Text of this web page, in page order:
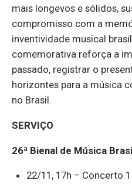
mais longevos e sólidos,
compromisso com a
inventividade musical
comemorativa reforça a
passado, registrar o
horizontes para a música
no Brasil.
SERVIÇO
26ª Bienal de Música
22/11, 17h – Concerto